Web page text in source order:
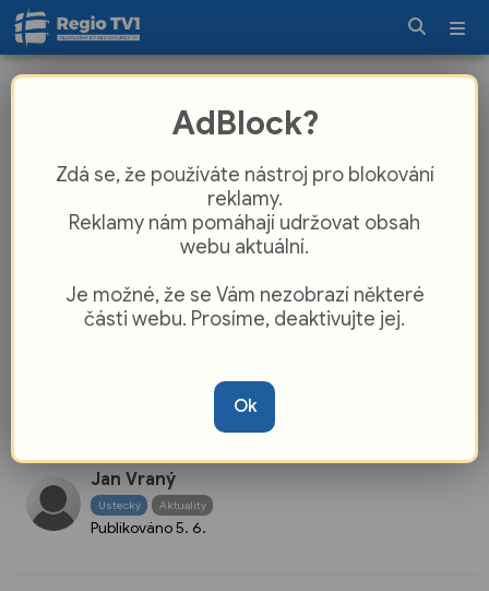
Jan Vraný
Ústecký Aktuality
Publikováno5. 6.
AdBlock?
Zdá se, že používáte nástroj pro blokování
reklamy.
Reklamy nám pomáhají udržovat obsah
webu aktuální.
Je možné, že se Vám nezobrazí některé
části webu. Prosíme, deaktivujte jej.
Ok